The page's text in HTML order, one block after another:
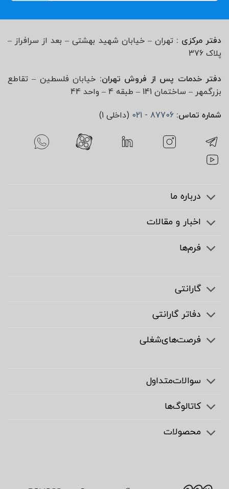
دفتر مرکزی : تهران – خیابان شهید بهشتی – بعد از سرافراز –
پلاک 376
دفتر خدمات پس از فروش تهران: خیابان فلسطین – تقاطع
بزرگمهر – ساختمان 141 – طبقه 4 – واحد 44
شماره تماس: 87706 - 021 (داخلی 1)
درباره ما
اخبار و مقالات
فرم‌ها
گارانتی
دفاتر گارانتی
فرصت‌های‌شغلی
سوالات‌متداول
کاتالوگ‌ها
محصولات